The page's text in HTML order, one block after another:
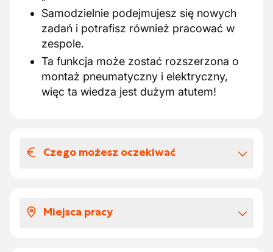
Samodzielnie podejmujesz się nowych
zadań i potrafisz również pracować w
zespole.
Ta funkcja może zostać rozszerzona o
montaż pneumatyczny i elektryczny,
więc ta wiedza jest dużym atutem!
Czego możesz oczekiwać
Praca w młodym i dynamicznym zespole
Miejsca pracy